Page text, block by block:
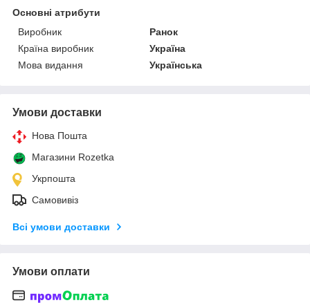
Основні атрибути
Виробник
Ранок
Країна виробник
Україна
Мова видання
Українська
Умови доставки
Нова Пошта
Магазини Rozetka
Укрпошта
Самовивіз
Всі умови доставки
Умови оплати